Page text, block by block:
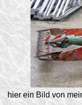
hier ein Bild von